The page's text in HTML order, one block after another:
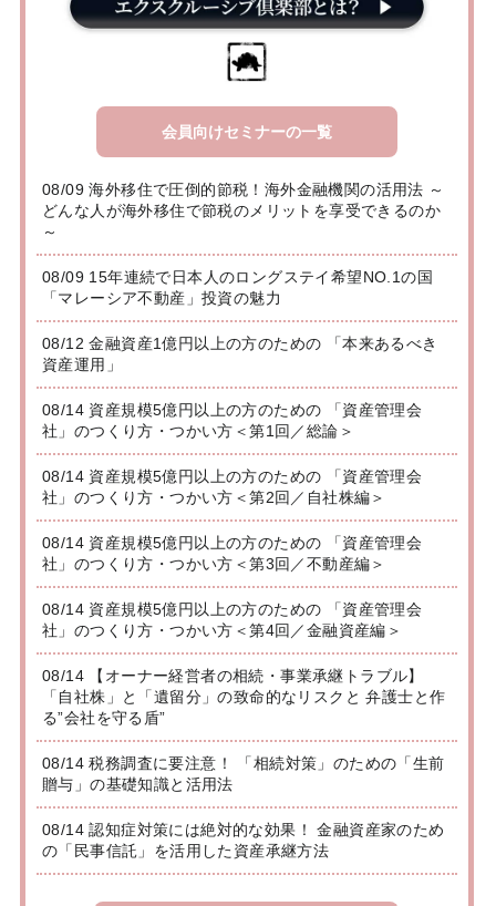
会員向けセミナーの一覧
08/09 海外移住で圧倒的節税！海外金融機関の活用法 ～
どんな人が海外移住で節税のメリットを享受できるのか
～
08/09 15年連続で日本人のロングステイ希望NO.1の国
「マレーシア不動産」投資の魅力
08/12 金融資産1億円以上の方のための 「本来あるべき
資産運用」
08/14 資産規模5億円以上の方のための 「資産管理会
社」のつくり方・つかい方＜第1回／総論＞
08/14 資産規模5億円以上の方のための 「資産管理会
社」のつくり方・つかい方＜第2回／自社株編＞
08/14 資産規模5億円以上の方のための 「資産管理会
社」のつくり方・つかい方＜第3回／不動産編＞
08/14 資産規模5億円以上の方のための 「資産管理会
社」のつくり方・つかい方＜第4回／金融資産編＞
08/14 【オーナー経営者の相続・事業承継トラブル】
「自社株」と「遺留分」の致命的なリスクと 弁護士と作
る”会社を守る盾”
08/14 税務調査に要注意！ 「相続対策」のための「生前
贈与」の基礎知識と活用法
08/14 認知症対策には絶対的な効果！ 金融資産家のため
の「民事信託」を活用した資産承継方法